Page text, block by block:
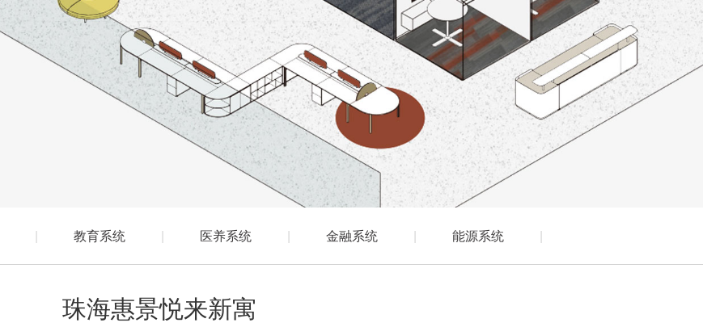
| 教育系统 | 医养系统 | 金融系统 | 能源系统 |
珠海惠景悦来新寓